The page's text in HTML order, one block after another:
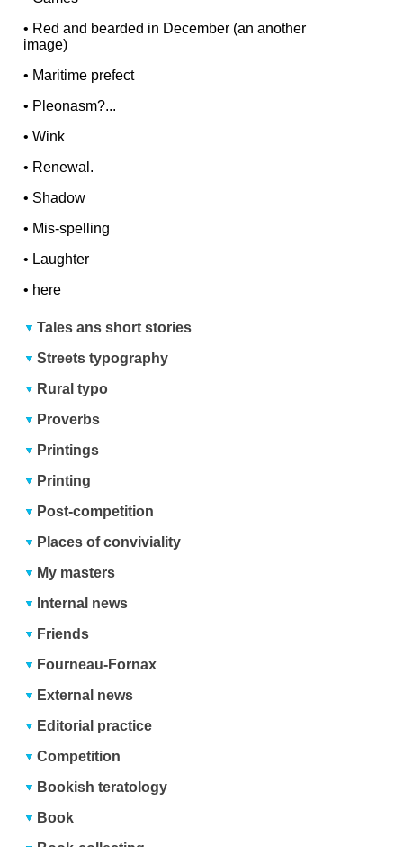
• Red and bearded in December (an another
image)
• Maritime prefect
• Pleonasm?...
•Wink
• Renewal.
• Shadow
• Mis-spelling
• Laughter
• here
Tales ans short stories
Streets typography
Rural typo
Proverbs
Printings
Printing
Post-competition
Places of conviviality
My masters
Internal news
Friends
Fourneau-Fornax
External news
Editorial practice
Competition
Bookish teratology
Book